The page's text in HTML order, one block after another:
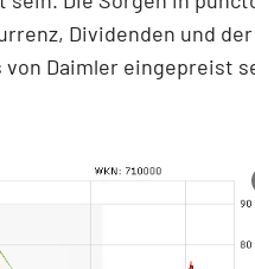
Dividenden und der
Daimler eingepreist